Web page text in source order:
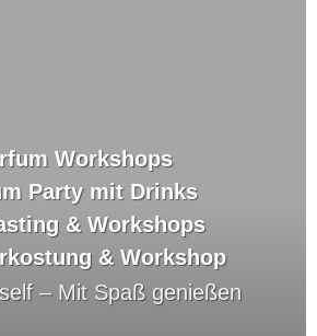
Workshops
Party mit Drinks
& Workshops
& Workshop
–Mit Spaß genießen